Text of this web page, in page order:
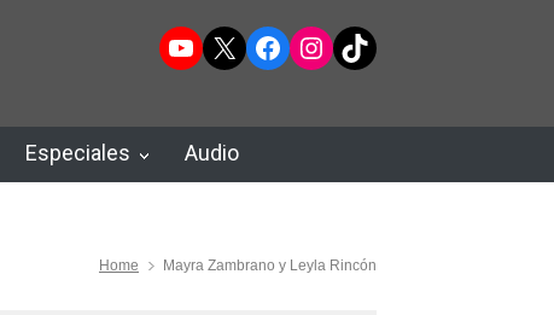
YouTube
X Facebook
Instagram
TikTok
Especiales Audio
Home Mayra Zambrano y Leyla Rincón